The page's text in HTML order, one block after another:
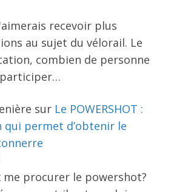
recevoir plus
au sujet du vélorail. Le
combien de personne
sur Le POWERSHOT :
qui permet d’obtenir le
me procurer le powershot?